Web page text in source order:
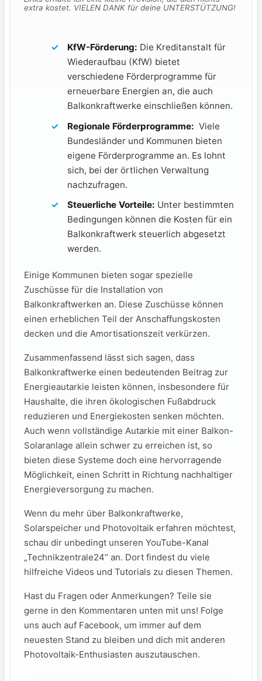
extra kostet. VIELEN DANK für deine UNTERSTÜTZUNG!
KfW-Förderung: Die Kreditanstalt für
Wiederaufbau (KfW) bietet
verschiedene Förderprogramme für
erneuerbare Energien an, die‍ auch
Balkonkraftwerke einschließen können.
Regionale Förderprogramme: ⁣ Viele
Bundesländer und Kommunen​ bieten
eigene Förderprogramme an. Es lohnt
sich, bei der örtlichen Verwaltung
nachzufragen.
Steuerliche Vorteile: Unter bestimmten
Bedingungen können die Kosten für ein
Balkonkraftwerk steuerlich abgesetzt
werden.
Einige Kommunen bieten sogar spezielle
⁣Zuschüsse für die Installation von
Balkonkraftwerken an. Diese Zuschüsse können
einen erheblichen‌ Teil der Anschaffungskosten
decken und die Amortisationszeit verkürzen.
Zusammenfassend lässt sich sagen, dass
Balkonkraftwerke einen‍ bedeutenden Beitrag zur
Energieautarkie leisten können, insbesondere für
Haushalte, die ihren ökologischen Fußabdruck⁣
reduzieren und Energiekosten senken möchten.
Auch wenn vollständige Autarkie mit einer Balkon-
Solaranlage allein schwer zu erreichen ist, so
bieten diese Systeme doch eine hervorragende
Möglichkeit, ​einen Schritt in Richtung ⁣nachhaltiger
Energieversorgung zu machen.
Wenn du mehr über Balkonkraftwerke,
Solarspeicher ​und Photovoltaik erfahren möchtest,
schau dir unbedingt unseren YouTube-Kanal
„Technikzentrale24“ ‌an. Dort findest du viele
hilfreiche Videos ⁢und Tutorials zu diesen Themen.
Hast du Fragen oder Anmerkungen? Teile sie⁤
gerne in den Kommentaren unten mit uns! Folge
uns auch auf Facebook, um‍ immer auf dem
neuesten Stand zu bleiben und dich mit anderen
Photovoltaik-Enthusiasten auszutauschen.